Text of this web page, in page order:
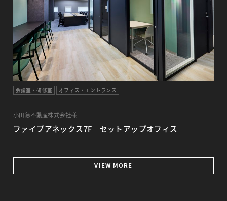
会議室・研修室 オフィス・エントランス
小田急不動産株式会社様
ファイブアネックス7F セットアップオフィス
VIEW MORE